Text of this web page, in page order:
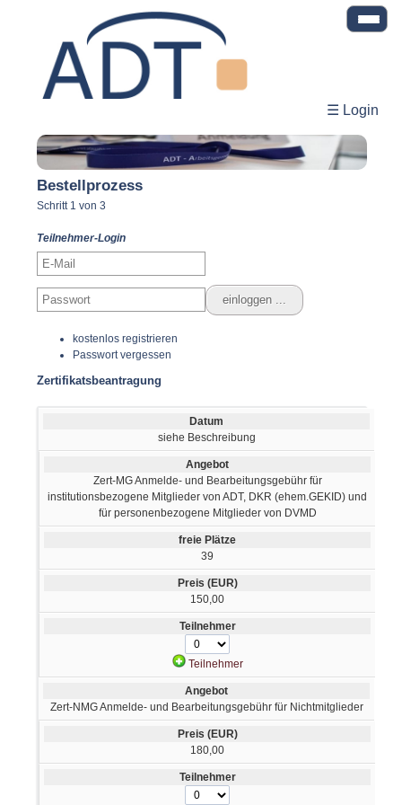
☰ Login
Bestellprozess
Schritt 1 von 3
Teilnehmer-Login
kostenlos registrieren
Passwort vergessen
Zertifikatsbeantragung
siehe Beschreibung
Zert-MG Anmelde- und Bearbeitungsgebühr für
institutionsbezogene Mitglieder von ADT, DKR (ehem.GEKID) und
für personenbezogene Mitglieder von DVMD
39
150,00
Teilnehmer
Zert-NMG Anmelde- und Bearbeitungsgebühr für Nichtmitglieder
180,00